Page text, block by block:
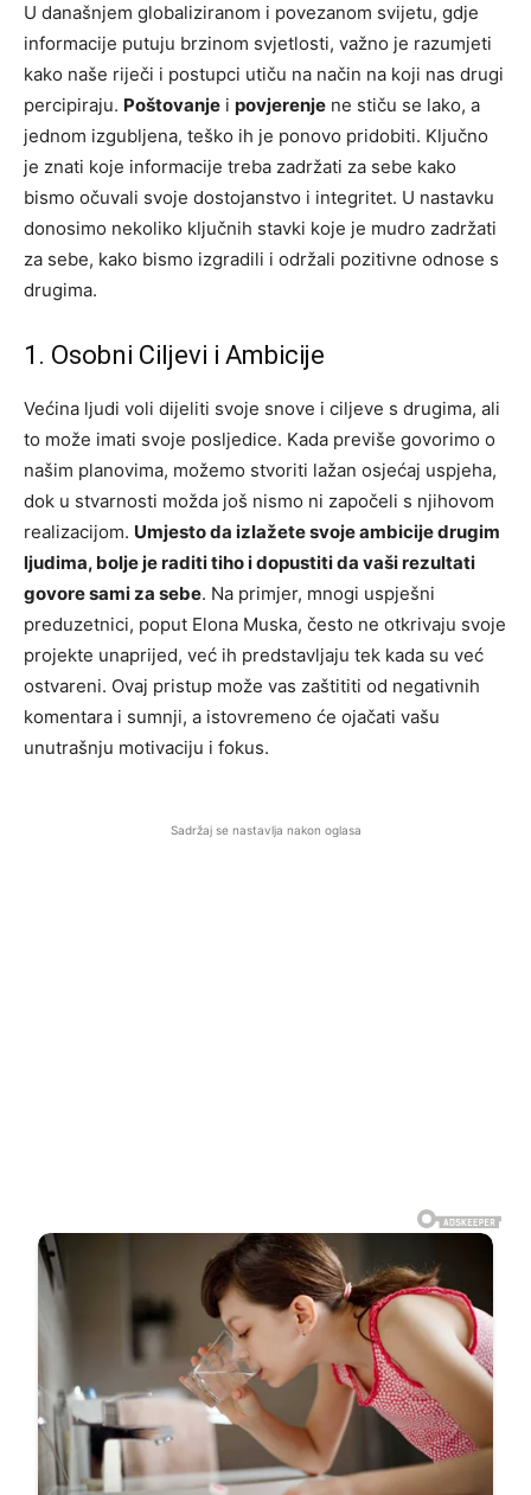
U današnjem globaliziranom i povezanom svijetu, gdje
informacije putuju brzinom svjetlosti, važno je razumjeti
kako naše riječi i postupci utiču na način na koji nas drugi
percipiraju. Poštovanje i povjerenje ne stiču se lako, a
jednom izgubljena, teško ih je ponovo pridobiti. Ključno
je znati koje informacije treba zadržati za sebe kako
bismo očuvali svoje dostojanstvo i integritet. U nastavku
donosimo nekoliko ključnih stavki koje je mudro zadržati
za sebe, kako bismo izgradili i održali pozitivne odnose s
drugima.
1. Osobni Ciljevi i Ambicije
Većina ljudi voli dijeliti svoje snove i ciljeve s drugima, ali
to može imati svoje posljedice. Kada previše govorimo o
našim planovima, možemo stvoriti lažan osjećaj uspjeha,
dok u stvarnosti možda još nismo ni započeli s njihovom
realizacijom. Umjesto da izlažete svoje ambicije drugim
ljudima, bolje je raditi tiho i dopustiti da vaši rezultati
govore sami za sebe. Na primjer, mnogi uspješni
preduzetnici, poput Elona Muska, često ne otkrivaju svoje
projekte unaprijed, već ih predstavljaju tek kada su već
ostvareni. Ovaj pristup može vas zaštititi od negativnih
komentara i sumnji, a istovremeno će ojačati vašu
unutrašnju motivaciju i fokus.
Sadržaj se nastavlja nakon oglasa